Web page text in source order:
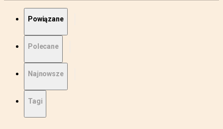
Powiązane
Polecane
Najnowsze
Tagi